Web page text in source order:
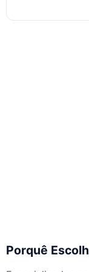
Porquê